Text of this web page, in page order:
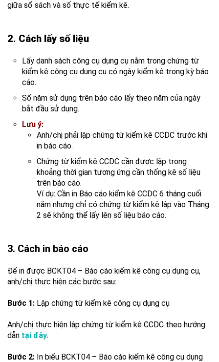
giữa sổ sách và số thực tế kiểm kê.
2. Cách lấy số liệu
Lấy danh sách công cụ dụng cụ nằm trong chứng từ
kiểm kê công cụ dụng cụ có ngày kiểm kê trong kỳ báo
cáo.
Số năm sử dụng trên báo cáo lấy theo năm của ngày
bắt đầu sử dụng.
Lưu ý:
Anh/chị phải lập chứng từ kiểm kê CCDC trước khi
in báo cáo.
Chứng từ kiểm kê CCDC cần được lập trong
khoảng thời gian tương ứng cần thống kê số liệu
trên báo cáo.
Ví dụ: Cần in Báo cáo kiểm kê CCDC 6 tháng cuối
năm nhưng chỉ có chứng từ kiểm kê lập vào Tháng
2 sẽ không thể lấy lên số liệu báo cáo.
3. Cách in báo cáo
Để in được BCKT04 – Báo cáo kiểm kê công cụ dụng cụ,
anh/chị thực hiện các bước sau:
Bước 1: Lập chứng từ kiểm kê công cụ dụng cụ
Anh/chị thực hiện lập chứng từ kiểm kê CCDC theo hướng
dẫn tại đây.
Bước 2: In biểu BCKT04 – Báo cáo kiểm kê công cụ dụng